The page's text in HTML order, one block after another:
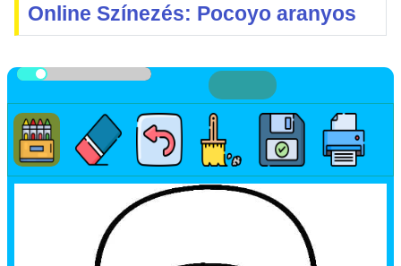
Online Színezés: Pocoyo aranyos